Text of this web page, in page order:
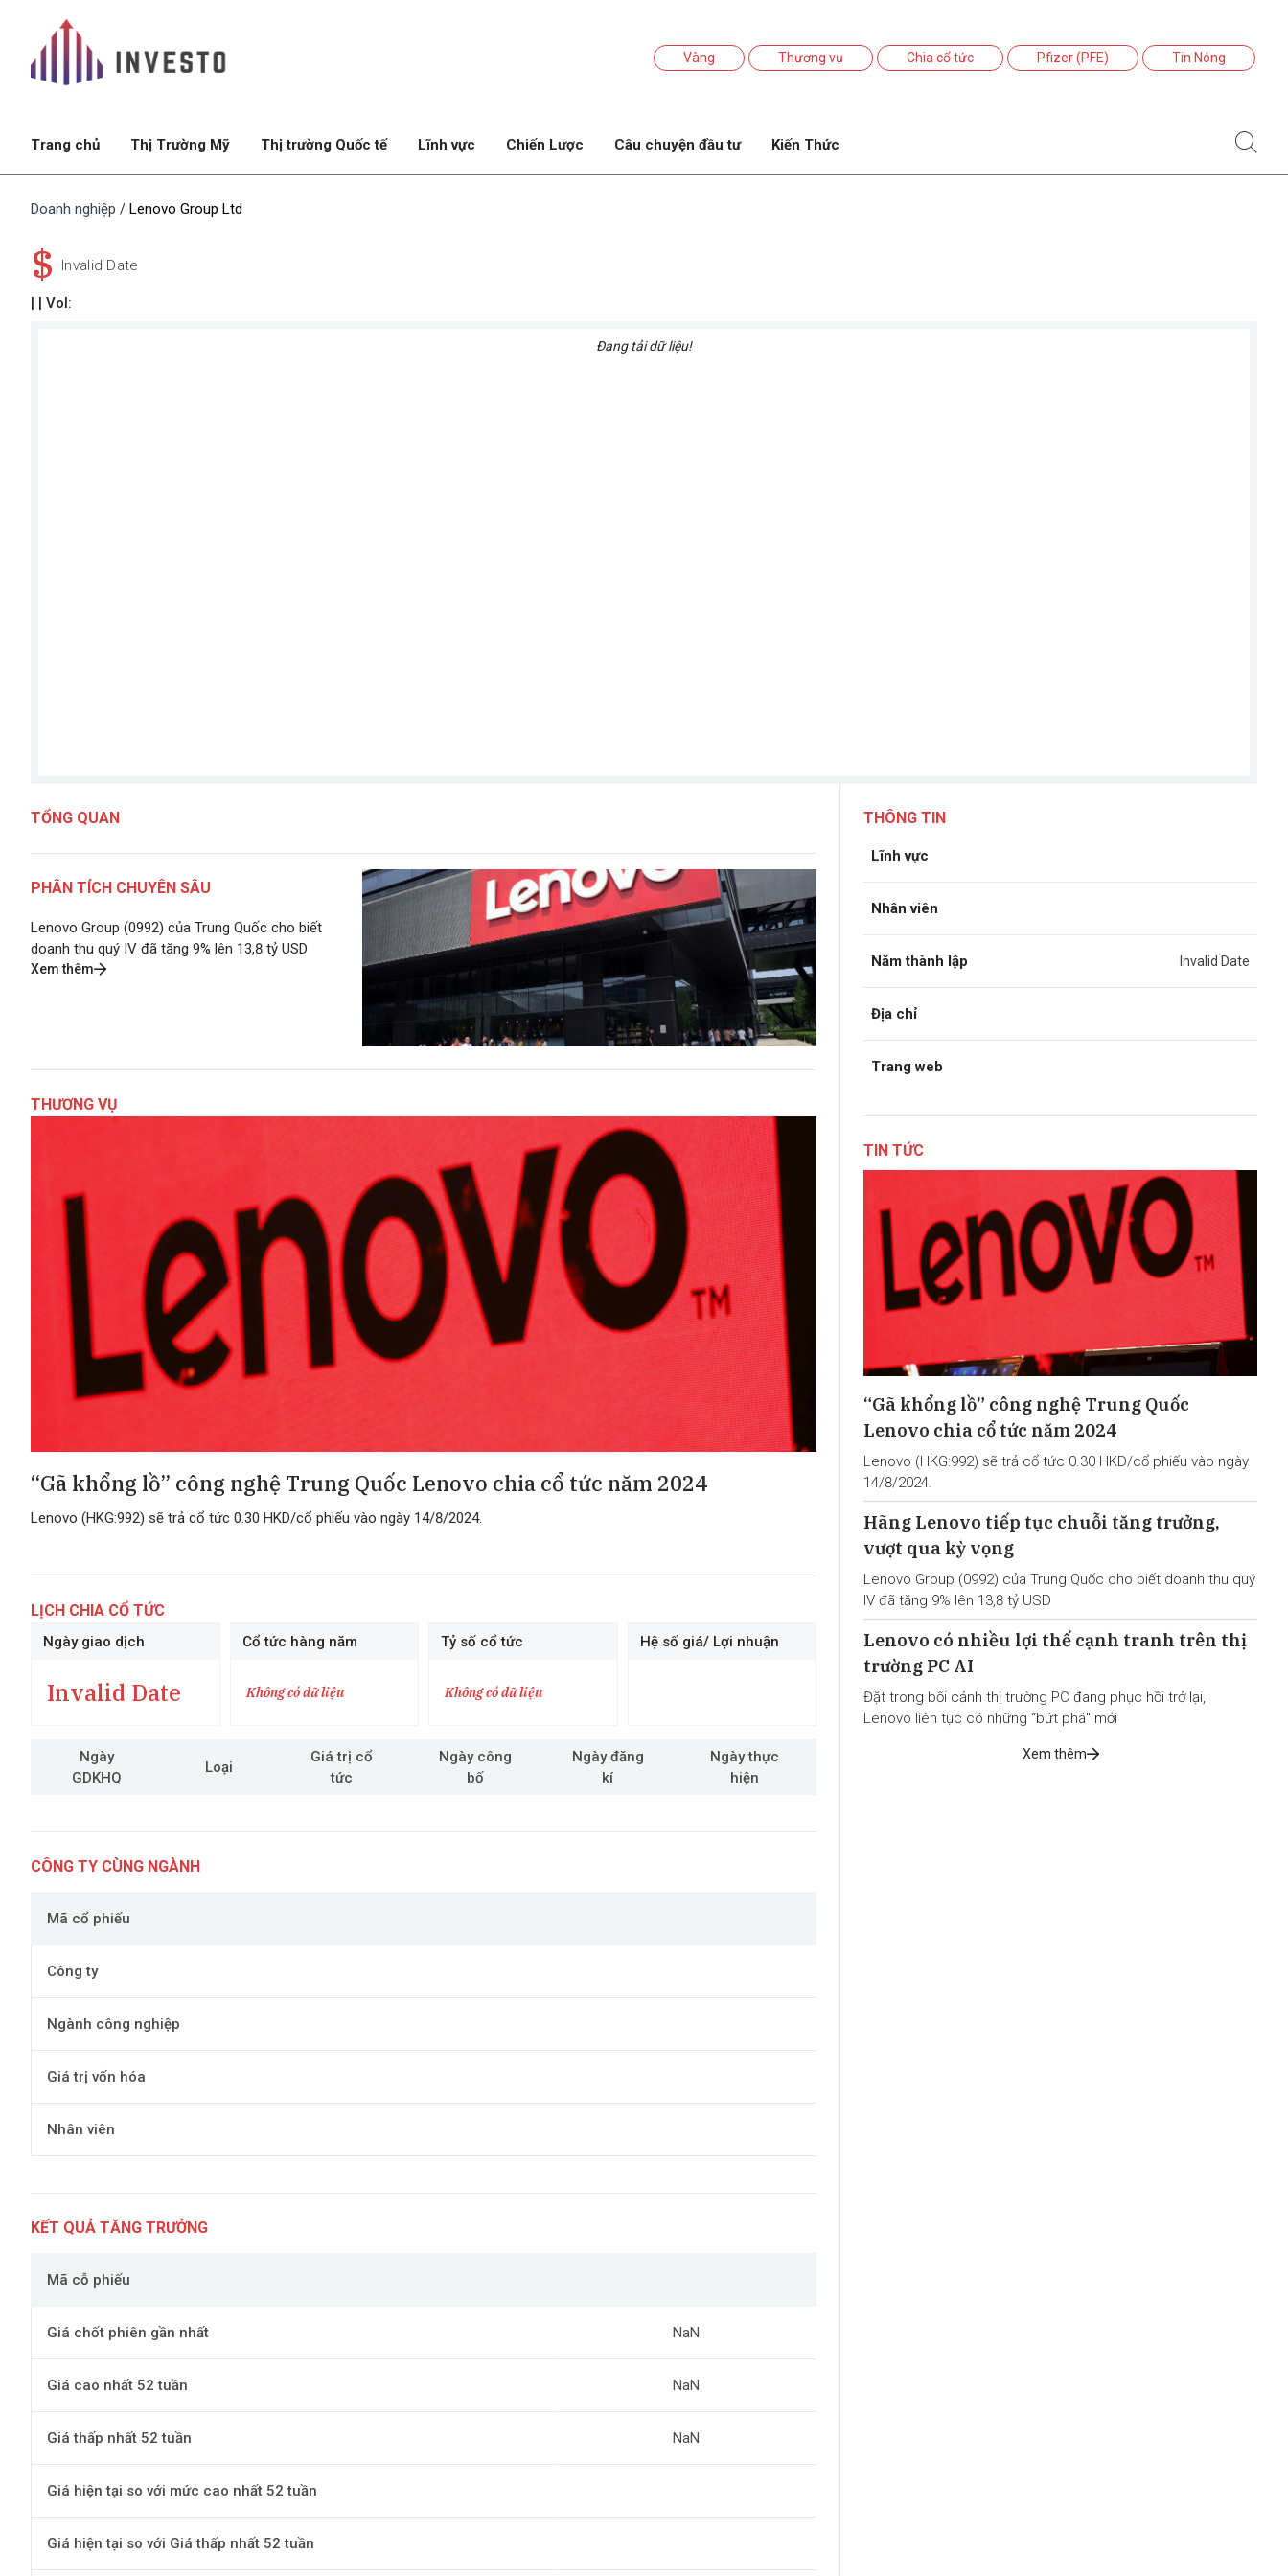
Vàng Thương vụ Chia cổ tức Pfizer (PFE) Tin Nóng
Trang chủ Thị Trường Mỹ Thị trường Quốc tế Lĩnh vực Chiến Lược Câu chuyện đầu tư Kiến Thức
Doanh nghiệp / Lenovo Group Ltd
$ Invalid Date
| | Vol:
Đang tải dữ liệu!
TỔNG QUAN
PHÂN TÍCH CHUYÊN SÂU
Lenovo Group (0992) của Trung Quốc cho biết
doanh thu quý IV đã tăng 9% lên 13,8 tỷ USD
Xem thêm
THƯƠNG VỤ
“Gã khổng lồ” công nghệ Trung Quốc Lenovo chia cổ tức năm 2024
Lenovo (HKG:992) sẽ trả cổ tức 0.30 HKD/cổ phiếu vào ngày 14/8/2024.
LỊCH CHIA CỔ TỨC
Ngày giao dịch
Invalid Date
Cổ tức hàng năm
Không có dữ liệu
Tỷ số cổ tức
Không có dữ liệu
Hệ số giá/ Lợi nhuận
Ngày
GDKHQ
Loại
Giá trị cổ
tức
Ngày công
bố
Ngày đăng
kí
Ngày thực
hiện
CÔNG TY CÙNG NGÀNH
Mã cổ phiếu
Công ty
Ngành công nghiệp
Giá trị vốn hóa
Nhân viên
KẾT QUẢ TĂNG TRƯỞNG
Mã cỗ phiếu
Giá chốt phiên gần nhất NaN
Giá cao nhất 52 tuần NaN
Giá thấp nhất 52 tuần NaN
Giá hiện tại so với mức cao nhất 52 tuần
Giá hiện tại so với Giá thấp nhất 52 tuần
THÔNG TIN
Lĩnh vực
Nhân viên
Năm thành lập Invalid Date
Địa chỉ
Trang web
TIN TỨC
“Gã khổng lồ” công nghệ Trung Quốc
Lenovo chia cổ tức năm 2024
Lenovo (HKG:992) sẽ trả cổ tức 0.30 HKD/cổ phiếu vào ngày
14/8/2024.
Hãng Lenovo tiếp tục chuỗi tăng trưởng,
vượt qua kỳ vọng
Lenovo Group (0992) của Trung Quốc cho biết doanh thu quý
IV đã tăng 9% lên 13,8 tỷ USD
Lenovo có nhiều lợi thế cạnh tranh trên thị
trường PC AI
Đặt trong bối cảnh thị trường PC đang phục hồi trở lại,
Lenovo liên tục có những “bứt phá" mới
Xem thêm